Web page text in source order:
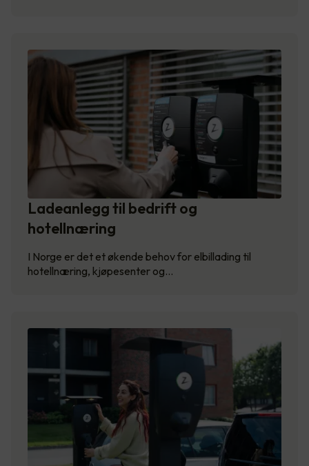
Ladeanlegg til bedrift og
hotellnæring
I Norge er det et økende behov for elbillading til
hotellnæring, kjøpesenter og…